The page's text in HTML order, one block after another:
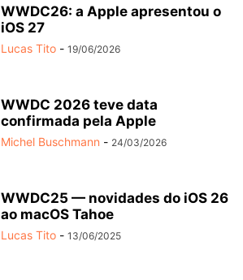
WWDC26: a Apple apresentou o
iOS 27
Lucas Tito - 19/06/2026
WWDC 2026 teve data
confirmada pela Apple
Michel Buschmann - 24/03/2026
WWDC25 — novidades do iOS 26
ao macOS Tahoe
Lucas Tito - 13/06/2025